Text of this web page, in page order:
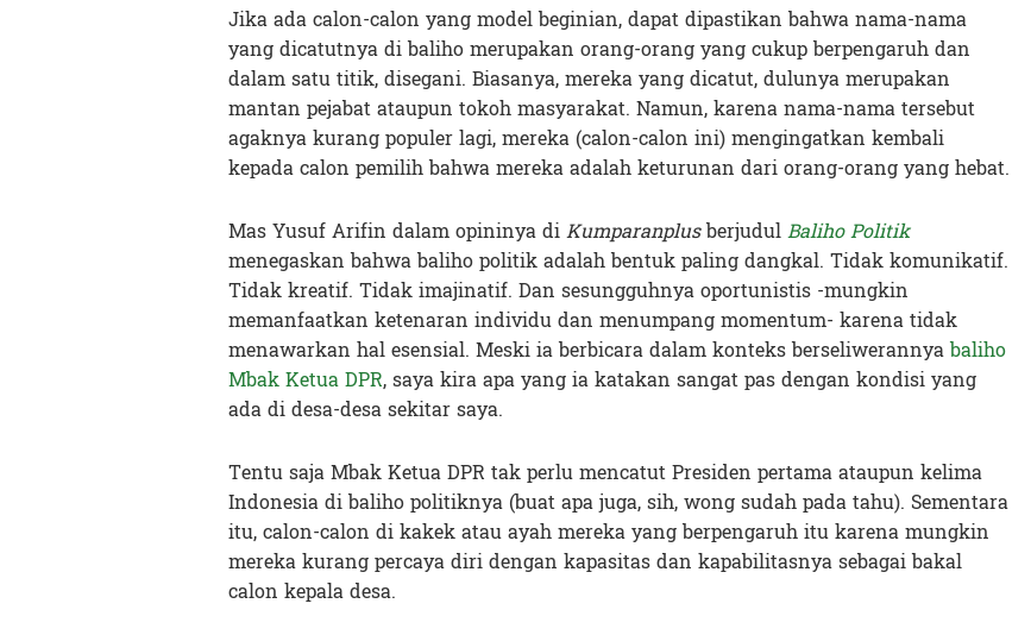
Jika ada calon-calon yang model beginian, dapat dipastikan bahwa nama-nama
yang dicatutnya di baliho merupakan orang-orang yang cukup berpengaruh dan
dalam satu titik, disegani. Biasanya, mereka yang dicatut, dulunya merupakan
mantan pejabat ataupun tokoh masyarakat. Namun, karena nama-nama tersebut
agaknya kurang populer lagi, mereka (calon-calon ini) mengingatkan kembali
kepada calon pemilih bahwa mereka adalah keturunan dari orang-orang yang hebat.
Mas Yusuf Arifin dalam opininya diKumparanplusberjudulBaliho Politik
menegaskan bahwa baliho politik adalah bentuk paling dangkal. Tidak komunikatif.
Tidak kreatif. Tidak imajinatif. Dan sesungguhnya oportunistis -mungkin
memanfaatkan ketenaran individu dan menumpang momentum- karena tidak
menawarkan hal esensial. Meski ia berbicara dalam konteks berseliwerannyabaliho
Mbak Ketua DPR, saya kira apa yang ia katakan sangat pas dengan kondisi yang
ada di desa-desa sekitar saya.
Tentu saja Mbak Ketua DPR tak perlu mencatut Presiden pertama ataupun kelima
Indonesia di baliho politiknya (buat apa juga, sih, wong sudah pada tahu). Sementara
itu, calon-calon di kakek atau ayah mereka yang berpengaruh itu karena mungkin
mereka kurang percaya diri dengan kapasitas dan kapabilitasnya sebagai bakal
calon kepala desa.